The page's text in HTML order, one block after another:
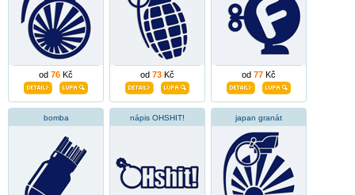
od 76 Kč od 73 Kč od 77 Kč
bomba nápis OHSHIT! japan granát